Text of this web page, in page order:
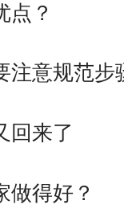
点？
注意规范
回来了
做得好？